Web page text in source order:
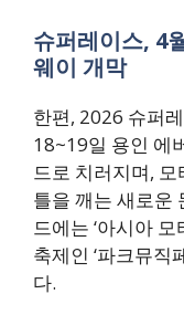
슈퍼레이스, 4
웨이 개막
한편, 2026 슈퍼
18~19일 용인 에
드로 치러지며,
틀을 깨는 새로운
드에는 ‘아시아
축제인 ‘파크뮤직
다.